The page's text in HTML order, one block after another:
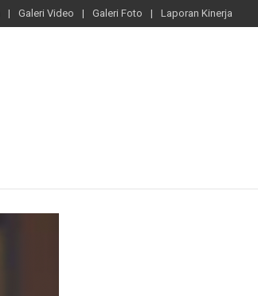
Galeri Video Galeri Foto Laporan Kinerja